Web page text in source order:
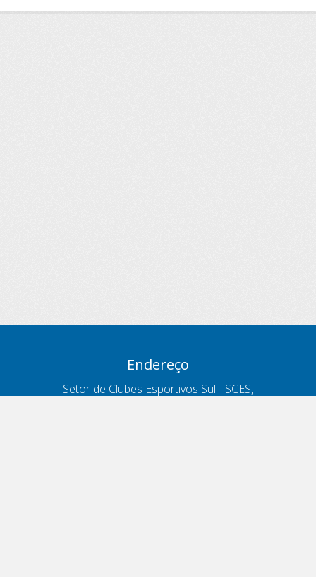
Endereço
Setor de Clubes Esportivos Sul - SCES,